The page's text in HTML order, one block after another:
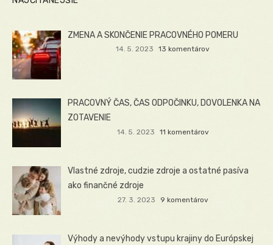
ZMENA A SKONČENIE PRACOVNÉHO POMERU
14. 5. 2023 13 komentárov
PRACOVNÝ ČAS, ČAS ODPOČINKU, DOVOLENKA NA
ZOTAVENIE
14. 5. 2023 11 komentárov
Vlastné zdroje, cudzie zdroje a ostatné pasíva
ako finančné zdroje
27. 3. 2023 9 komentárov
Výhody a nevýhody vstupu krajiny do Európskej